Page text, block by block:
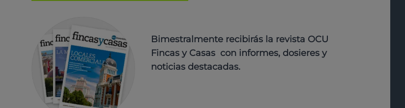
Bimestralmente recibirás la revista OCU
Fincas y Casas con informes, dosieres y
noticias destacadas.